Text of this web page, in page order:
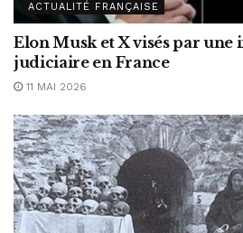
ACTUALITÉ FRANÇAISE
Elon Musk et X visés par
judiciaire en France
11 MAI 2026